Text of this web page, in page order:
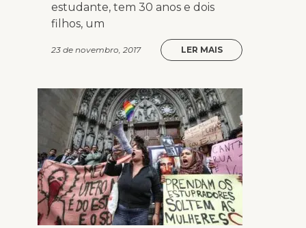
estudante, tem 30 anos e dois
filhos, um
23 de novembro, 2017 LER MAIS